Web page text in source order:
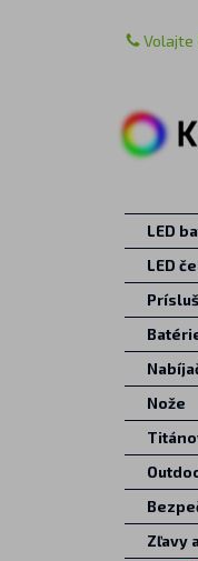
Volajte
LED
LED
Nože
Zľavy